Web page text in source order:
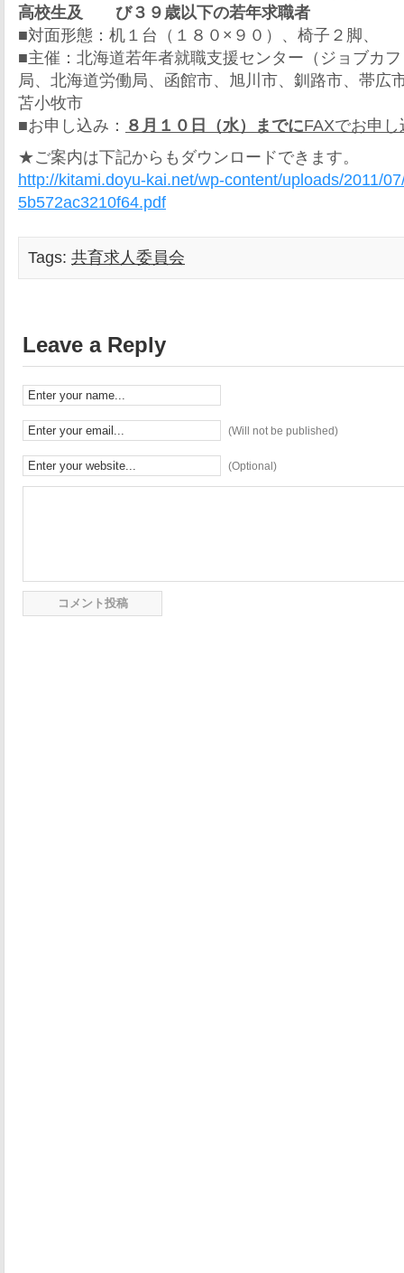
高校生及 び３９歳以下の若年求職者
■対面形態：机１台（１８０×９０）、椅子２脚、
■主催：北海道若年者就職支援センター（ジョブカ
局、北海道労働局、函館市、旭川市、釧路市、帯広
苫小牧市
■お申し込み： ８月１０日（水）までにFAXでお申
★ご案内は下記からもダウンロードできます。
http://kitami.doyu-kai.net/wp-content/uploads/2011/
5b572ac3210f64.pdf
Tags: 共育求人委員会
Leave a Reply
(Will not be published)
(Optional)